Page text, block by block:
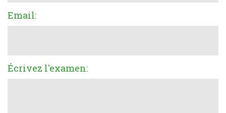
Email:
Écrivez l'examen: